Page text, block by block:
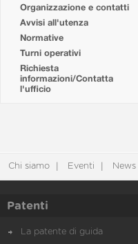
Organizzazione e contatti
Avvisi all'utenza
Normative
Turni operativi
Richiesta
informazioni/Contatta
l'ufficio
Chi siamo Eventi
Patenti
La patente di guida